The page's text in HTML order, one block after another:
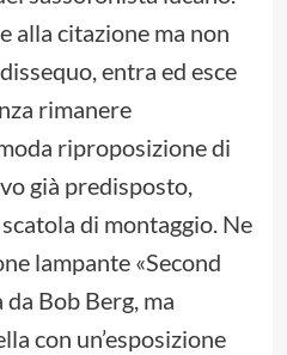
alla citazione ma non
entra ed esce
rimanere
riproposizione di
già predisposto,
di montaggio. Ne
lampante «Second
Bob Berg, ma
con un’esposizione